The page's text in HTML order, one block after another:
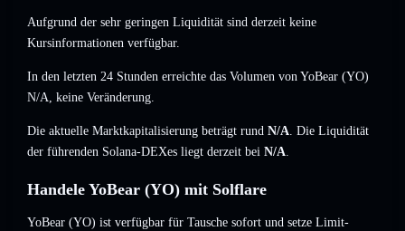
Aufgrund der sehr geringen Liquidität sind derzeit keine
Kursinformationen verfügbar.
In den letzten 24 Stunden erreichte das Volumen von YoBear (YO)
N/A, keine Veränderung.
Die aktuelle Marktkapitalisierung beträgt rund N/A. Die Liquidität
der führenden Solana-DEXes liegt derzeit bei N/A.
Handele YoBear (YO) mit Solflare
YoBear (YO) ist verfügbar für Tausche sofort und setze Limit-